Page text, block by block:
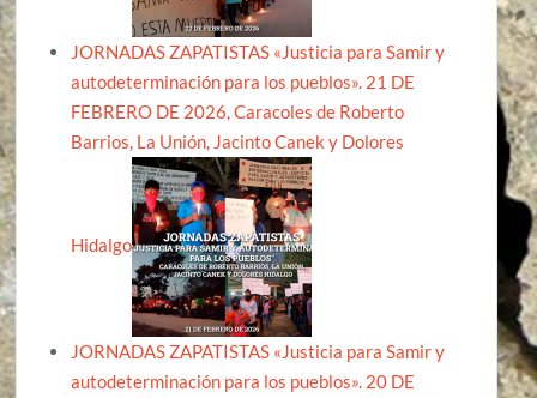
JORNADAS ZAPATISTAS «Justicia para Samir y
autodeterminación para los pueblos». 21 DE
FEBRERO DE 2026, Caracoles de Roberto
Barrios, La Unión, Jacinto Canek y Dolores
Hidalgo
JORNADAS ZAPATISTAS «Justicia para Samir y
autodeterminación para los pueblos». 20 DE